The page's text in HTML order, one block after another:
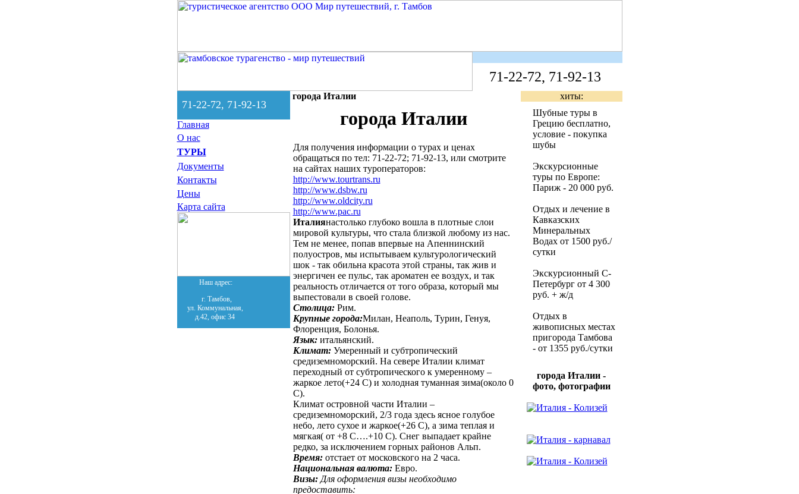
71-22-72, 71-92-13
71-22-72, 71-92-13
Главная
О нас
ТУРЫ
Документы
Контакты
Цены
Карта сайта
Наш адрес:
г. Тамбов,
ул. Коммунальная,
д.42, офис 34
города Италии
города Италии
Для получения информации о турах и ценах
обращаться по тел: 71-22-72; 71-92-13, или смотрите
на сайтах наших туроператоров:
http://www.tourtrans.ru
http://www.dsbw.ru
http://www.oldcity.ru
http://www.pac.ru
Италиянастолько глубоко вошла в плотные слои
мировой культуры, что стала близкой любому из нас.
Тем не менее, попав впервые на Апеннинский
полуостров, мы испытываем культурологический
шок - так обильна красота этой страны, так жив и
энергичен ее пульс, так ароматен ее воздух, и так
реальность отличается от того образа, который мы
выпестовали в своей голове.
Столица:Рим.
Крупные города:Милан, Неаполь, Турин, Генуя,
Флоренция, Болонья.
Язык:итальянский.
Климат:Умеренный и субтропический
средиземноморский. На севере Италии климат
переходный от субтропического к умеренному –
жаркое лето(+24 С) и холодная туманная зима(около 0
С).
Климат островной части Италии –
средиземноморский, 2/3 года здесь ясное голубое
небо, лето сухое и жаркое(+26 С), а зима теплая и
мягкая( от +8 С….+10 С). Снег выпадает крайне
редко, за исключением горных районов Альп.
Время:отстает от московского на 2 часа.
Национальная валюта:Евро.
Визы: Для оформления визы необходимо
предоставить:
хиты:
Шубные туры в
Грецию бесплатно,
условие - покупка
шубы
Экскурсионные
туры по Европе:
Париж - 20 000 руб.
Отдых и лечение в
Кавказских
Минеральных
Водах от 1500 руб./
сутки
Экскурсионный С-
Петербург от 4 300
руб. + ж/д
Отдых в
живописных местах
пригорода Тамбова
- от 1355 руб./сутки
города Италии -
фото, фотографии